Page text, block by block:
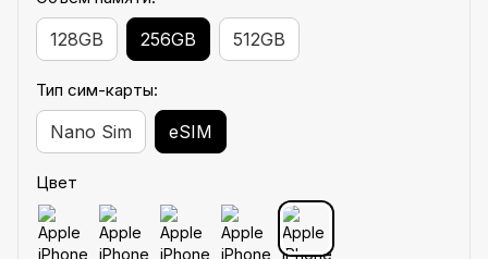
128GB 256GB 512GB
Тип сим-карты:
Nano Sim eSIM
Цвет